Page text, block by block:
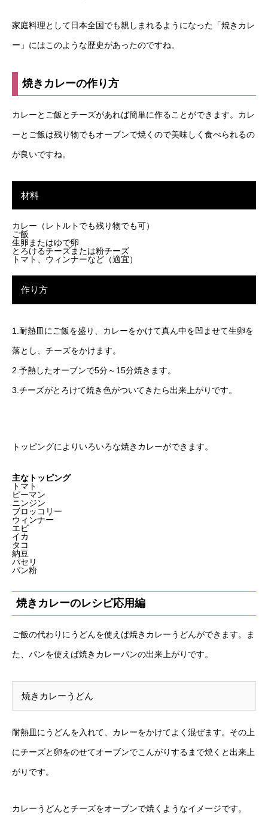
家庭料理として日本全国でも親しまれるようになった「焼きカレ
ー」にはこのような歴史があったのですね。
焼きカレーの作り方
カレーとご飯とチーズがあれば簡単に作ることができます。カレ
ーとご飯は残り物でもオーブンで焼くので美味しく食べられるの
が良いですね。
材料
カレー（レトルトでも残り物でも可）
ご飯
生卵またはゆで卵
とろけるチーズまたは粉チーズ
トマト、ウィンナーなど（適宜）
作り方
1.耐熱皿にご飯を盛り、カレーをかけて真ん中を凹ませて生卵を
落とし、チーズをかけます。
2.予熱したオーブンで5分～15分焼きます。
3.チーズがとろけて焼き色がついてきたら出来上がりです。
トッピングによりいろいろな焼きカレーができます。
主なトッピング
トマト
ピーマン
ニンジン
ブロッコリー
ウィンナー
エビ
イカ
タコ
納豆
パセリ
パン粉
焼きカレーのレシピ応用編
ご飯の代わりにうどんを使えば焼きカレーうどんができます。ま
た、パンを使えば焼きカレーパンの出来上がりです。
焼きカレーうどん
耐熱皿にうどんを入れて、カレーをかけてよく混ぜます。その上
にチーズと卵をのせてオーブンでこんがりするまで焼くと出来上
がりです。
カレーうどんとチーズをオーブンで焼くようなイメージです。